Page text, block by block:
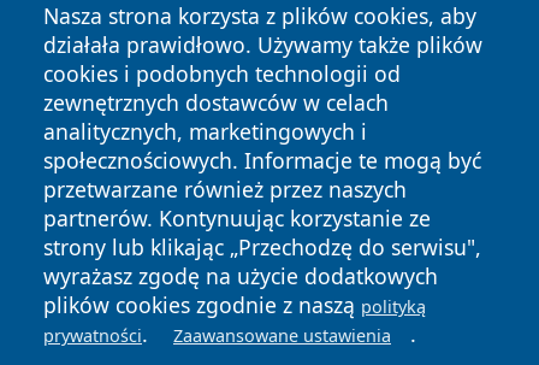
Nasza strona korzysta z plików cookies, aby
działała prawidłowo. Używamy także plików
cookies i podobnych technologii od
zewnętrznych dostawców w celach
analitycznych, marketingowych i
społecznościowych. Informacje te mogą być
przetwarzane również przez naszych
partnerów. Kontynuując korzystanie ze
strony lub klikając „Przechodzę do serwisu",
wyrażasz zgodę na użycie dodatkowych
plików cookies zgodnie z naszą polityką
prywatności. Zaawansowane ustawienia .
Copyright © 2026 24piaseczno.pl Wszystkie prawa
zastrzeżone.
News Autorzy
Polityka
Prywatności
Polityka
Cookies